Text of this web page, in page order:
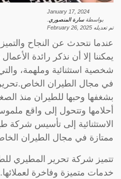
January 17, 2024
بواسطةسارة المنصوري
تم تعديله February 26, 2025
عندما نتحدث عن النجاح
يمكننا إلا أن نذكر رائدة
شخصية استثنائية وملهمة،
في مجال الطيران
بشغفها وحبها للطيران منذ
أحلامها وتتحول إلى واقع
الاستثنائية إلى تأسيس شركة
ممتازة في مجال الطيران
تتميز شركة تحرير المطيري
خدمات متميزة وفاخرة